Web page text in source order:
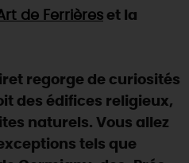
de Ferrières et la
regorge de curiosités
des édifices religieux,
naturels. Vous allez
tels que